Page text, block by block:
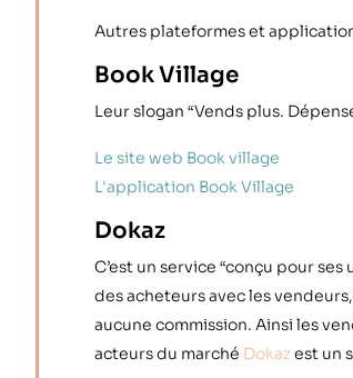
Autres plateformes et
Book Village
Leur slogan “Vends plus.
Le site web Book village
L'application Book Village
Dokaz
C’est un service “conçu pour
des acheteurs avec les
aucune commission. Ainsi les
acteurs du marché Dokaz est un